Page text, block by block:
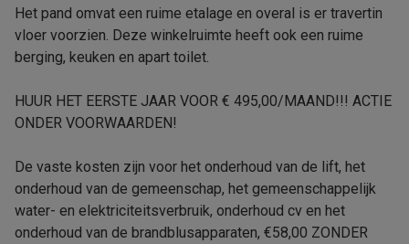
Het pand omvat een ruime etalage en overal is er travertin
vloer voorzien. Deze winkelruimte heeft ook een ruime
berging, keuken en apart toilet.
HUUR HET EERSTE JAAR VOOR € 495,00/MAAND!!! ACTIE
ONDER VOORWAARDEN!
De vaste kosten zijn voor het onderhoud van de lift, het
onderhoud van de gemeenschap, het gemeenschappelijk
water- en elektriciteitsverbruik, onderhoud cv en het
onderhoud van de brandblusapparaten, €58,00 ZONDER